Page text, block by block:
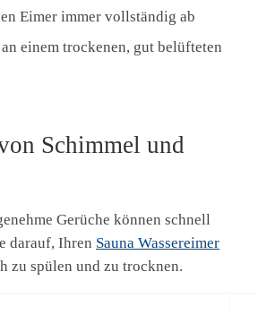
Eimer immer vollständig ab
einem trockenen, gut belüfteten
Schimmel und
Gerüche können schnell
darauf, Ihren Sauna Wassereimer
zu spülen und zu trocknen.